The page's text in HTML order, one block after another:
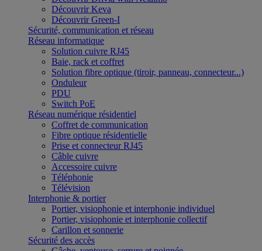
Découvrir Keva
Découvrir Green-I
Sécurité, communication et réseau
Réseau informatique
Solution cuivre RJ45
Baie, rack et coffret
Solution fibre optique (tiroir, panneau, connecteur...)
Onduleur
PDU
Switch PoE
Réseau numérique résidentiel
Coffret de communication
Fibre optique résidentielle
Prise et connecteur RJ45
Câble cuivre
Accessoire cuivre
Téléphonie
Télévision
Interphonie & portier
Portier, visiophonie et interphonie individuel
Portier, visiophonie et interphonie collectif
Carillon et sonnerie
Sécurité des accès